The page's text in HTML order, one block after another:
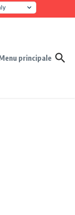
giorni per crescita e
States
principale